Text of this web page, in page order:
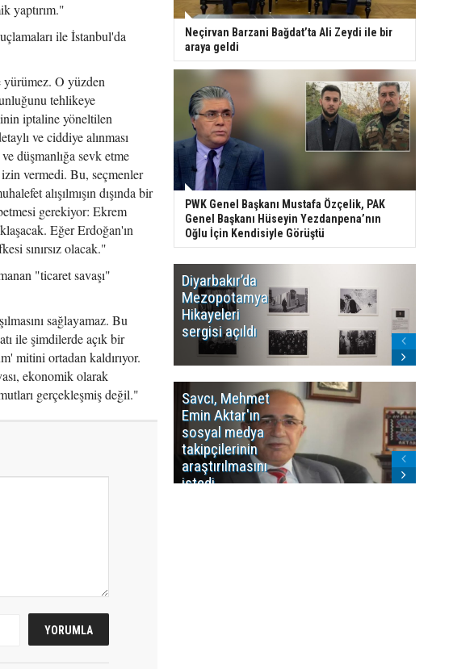
yaptırım."
ile İstanbul'da
O yüzden
tehlikeye
iptaline yöneltilen
ve ciddiye alınması
düşmanlığa sevk etme
izin vermedi. Bu, seçmenler
alışılmışın dışında bir
gerekiyor: Ekrem
Eğer Erdoğan'ın
sınırsız olacak."
"ticaret savaşı"
sağlayamaz. Bu
ile şimdilerde açık bir
mitini ortadan kaldırıyor.
ekonomik olarak
gerçekleşmiş değil."
Neçirvan Barzani Bağdat’ta Ali Zeydi ile bir
araya geldi
PWK Genel Başkanı Mustafa Özçelik, PAK
Genel Başkanı Hüseyin Yezdanpena’nın
Oğlu İçin Kendisiyle Görüştü
Diyarbakır’da
Mezopotamya
Hikayeleri
sergisi açıldı
Savcı, Mehmet
Emin Aktar'ın
sosyal medya
takipçilerinin
araştırılmasını
istedi